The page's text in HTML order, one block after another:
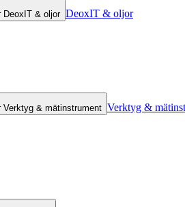
DeoxIT & oljor DeoxIT & oljor
Verktyg & mätinstrument Verktyg &